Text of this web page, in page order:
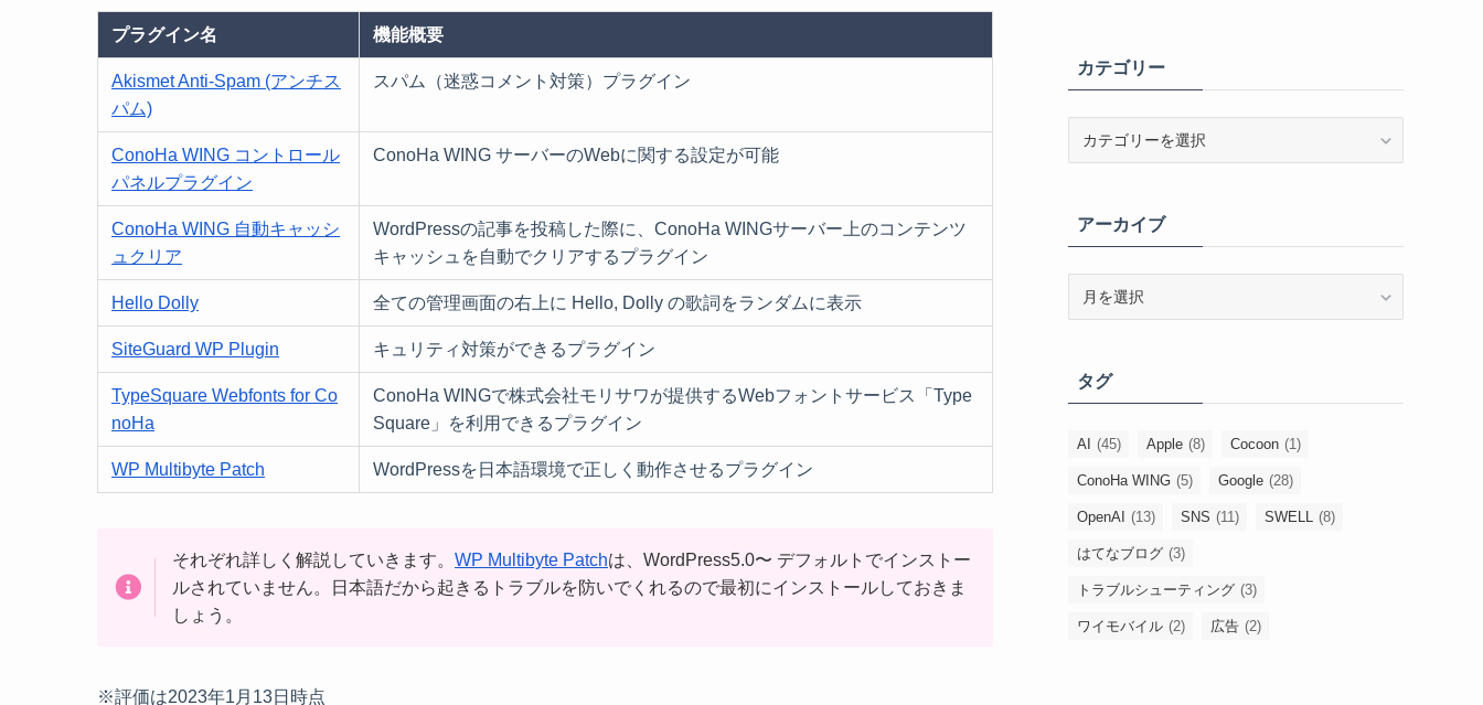
プラグイン名 機能概要
Akismet Anti-Spam (アンチス
パム)
スパム（迷惑コメント対策）プラグイン
ConoHa WING コントロール
パネルプラグイン
ConoHa WING サーバーのWebに関する設定が可能
ConoHa WING 自動キャッシ
ュクリア
WordPressの記事を投稿した際に、ConoHa WINGサーバー上のコンテンツ
キャッシュを自動でクリアするプラグイン
Hello Dolly 全ての管理画面の右上に Hello, Dolly の歌詞をランダムに表示
SiteGuard WP Plugin キュリティ対策ができるプラグイン
TypeSquare Webfonts for Co
noHa
ConoHa WINGで株式会社モリサワが提供するWebフォントサービス「Type
Square」を利用できるプラグイン
WP Multibyte Patch WordPressを日本語環境で正しく動作させるプラグイン
それぞれ詳しく解説していきます。 WP Multibyte Patchは、WordPress5.0〜 デフォルトでインストー
ルされていません。日本語だから起きるトラブルを防いでくれるので最初にインストールしておきま
しょう。
※評価は2023年1月13日時点
カテゴリー
ーアーカイブ
ブタグ
AI (45) Apple (8) Cocoon (1)
ConoHa WING (5) Google (28)
OpenAI (13) SNS (11) SWELL (8)
はてなブログ (3)
トラブルシューティング (3)
ワイモバイル (2) 広告 (2)